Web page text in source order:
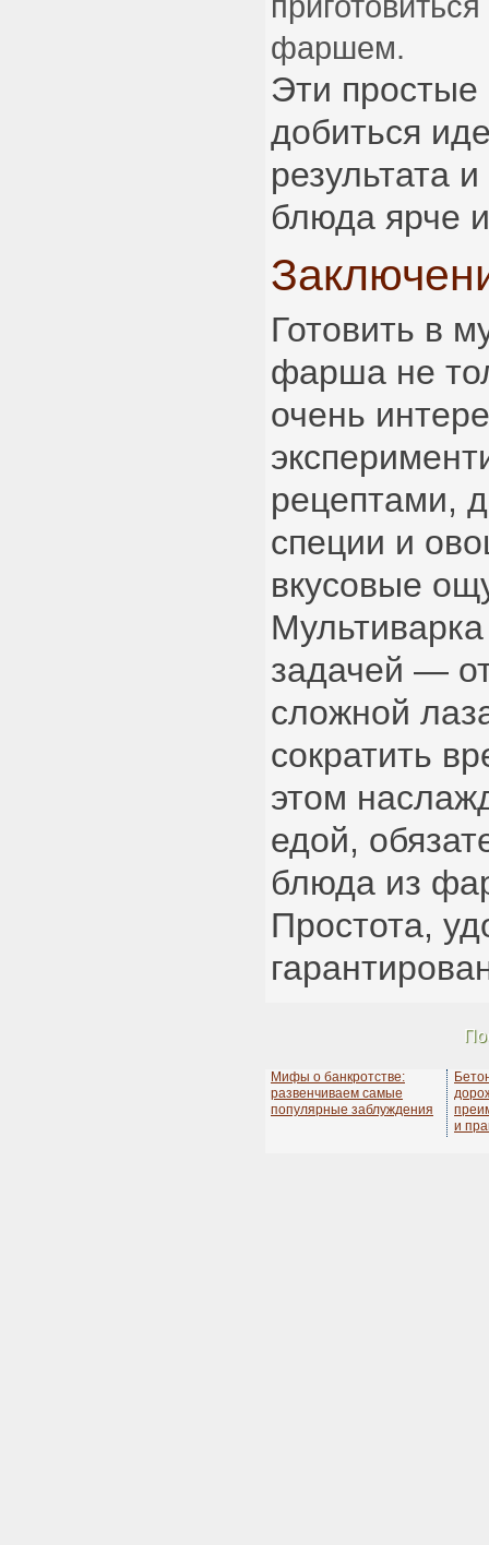
фаршем.
Эти простые
добиться
результата
блюда ярче
Готовить в
фарша не
очень
рецептами,
специи и
вкусовые
задачей —
сложной
сократить
этом
едой,
блюда из
Простота,
Мифы о банкротстве:
развенчиваем самые
популярные заблуждения
и